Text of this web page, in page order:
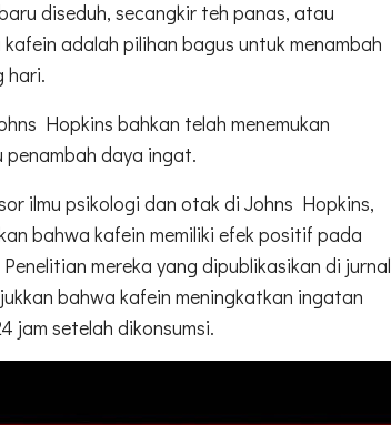
diseduh, secangkir teh panas, atau
adalah pilihan bagus untuk menambah
hari.
Hopkins bahkan telah menemukan
daya ingat.
ilmu psikologi dan otak di Johns Hopkins,
bahwa kafein memiliki efek positif pada
mereka yang dipublikasikan di jurnal
bahwa kafein meningkatkan ingatan
jam setelah dikonsumsi.